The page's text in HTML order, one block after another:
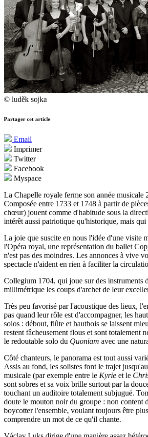
© luděk sojka
Partager cet article
Email
Imprimer
Twitter
Facebook
Myspace
La Chapelle royale ferme son année musicale
Composée entre 1733 et 1748 à partir de
chœur) jouent comme d'habitude sous la
intérêt aussi patriotique qu'historique, mais qui
La joie que suscite en nous l'idée d'une visite
l'Opéra royal, une représentation du ballet
n'est pas des moindres. Les annonces à vive
spectacle n'aident en rien à faciliter la
Collegium 1704, qui joue sur des instruments
millimétrique les coups d'archet de leur
Très peu favorisé par l'acoustique des lieux,
pas quand leur rôle est d'accompagner, les
solos : débout, flûte et hautbois se laissent
restent fâcheusement flous et sont totalement
le redoutable solo du Quoniam avec une
Côté chanteurs, le panorama est tout aussi
Assis au fond, les solistes font le trajet
musicale (par exemple entre le Kyrie et le
sont sobres et sa voix brille surtout par la
touchant un auditoire totalement subjugué.
doute le mouton noir du groupe : non content
boycotter l'ensemble, voulant toujours être
comprendre un mot de ce qu'il chante.